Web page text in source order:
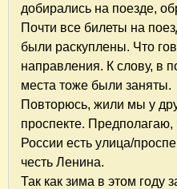
добирались на поезде,
Почти все билеты на
были раскуплены. Что
направления. К слову, в
места тоже были заняты.
Повторюсь, жили мы у
проспекте.
России есть улица/
честь Ленина.
Так как зима в этом году